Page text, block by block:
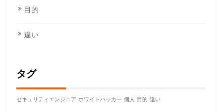
目的
違い
タグ
セキュリティエンジニア ホワイトハッカー 個人 目的 違い